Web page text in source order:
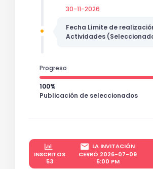
30-11-2026
Fecha Límite de
Actividades
Progreso
100%
Publicación de seleccionados
INSCRITOS
53
LA INVITACIÓN
CERRÓ 2026-07-09
5:00 PM